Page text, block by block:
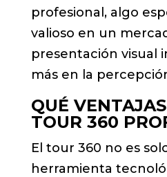
profesional, algo
valioso en un
presentación visual
más en la
QUÉ
TOUR 360
El tour 360 no es
herramienta